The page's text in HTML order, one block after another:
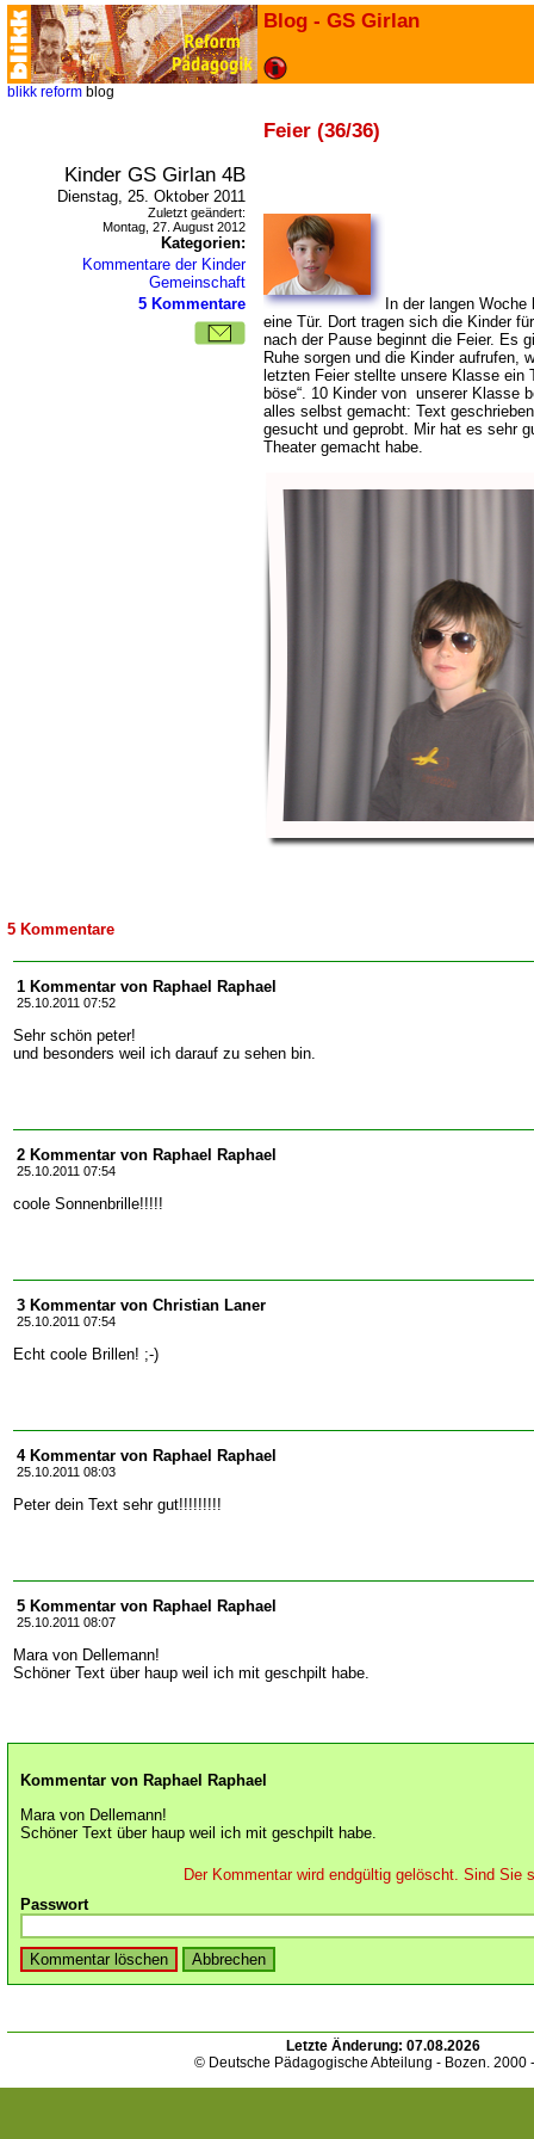
Blog - GS Girlan
blikk reform blog
Feier (36/36)
Kinder GS Girlan 4B
Dienstag, 25. Oktober 2011
Zuletzt geändert:
Montag, 27. August 2012
Kategorien:
Kommentare der Kinder
Gemeinschaft
5 Kommentare
In der langen
eine Tür. Dort tragen sich die Kinder
nach der Pause beginnt die Feier. Es
Ruhe sorgen und die Kinder aufrufen,
letzten Feier stellte unsere Klasse ein
böse“. 10 Kinder von unserer Klasse
alles selbst gemacht: Text
gesucht und geprobt. Mir hat es sehr
Theater gemacht habe.
5 Kommentare
1 Kommentar von Raphael Raphael
25.10.2011 07:52
Sehr schön peter!
und besonders weil ich darauf zu sehen bin.
2 Kommentar von Raphael Raphael
25.10.2011 07:54
coole Sonnenbrille!!!!!
3 Kommentar von Christian Laner
25.10.2011 07:54
Echt coole Brillen! ;-)
4 Kommentar von Raphael Raphael
25.10.2011 08:03
Peter dein Text sehr gut!!!!!!!!!
5 Kommentar von Raphael Raphael
25.10.2011 08:07
Mara von Dellemann!
Schöner Text über haup weil ich mit geschpilt habe.
Kommentar von Raphael Raphael
Mara von Dellemann!
Schöner Text über haup weil ich mit geschpilt habe.
Der Kommentar wird endgültig gelöscht. Sind Sie
Passwort
Letzte Änderung: 07.08.2026
© Deutsche Pädagogische Abteilung - Bozen. 2000